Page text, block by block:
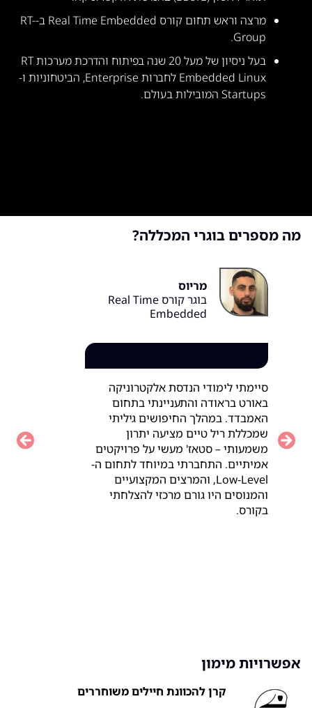
מרצה וראש תחום קורס Real Time Embedded ב-RT-
Group.
בעל ניסיון של מעל 20 שנה בפיתוח והדרכת מערכות RT
Embedded Linux לחברות Enterprise, הביטחוניות ו-
Startups המובילות בעולם.
מה מספרים בוגרי המכללה?
מריוס
בוגר קורס Real Time
Embedded
סיימתי לימודי הנדסת אלקטרוניקה
באורט בראודה והתעניינתי בתחום
האמבדד. במהלך החיפושים גיליתי
שמכללת ריל טיים מציעה יתרון
משמעותי – סטאז' מעשי על פרויקטים
אמיתיים. התחברתי במיוחד לתחום ה-
Low-Level, והמרצים המקצועיים
והמנוסים היו גורם מרכזי להצלחתי
בקורס.
Next
אפשרויות מימון
קרן להכוונת חיילים משוחררים